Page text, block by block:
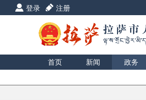
登录 注册
首页 新闻 政务